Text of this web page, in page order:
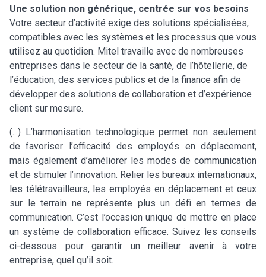
Une solution non générique, centrée sur vos besoins
Votre secteur d’activité exige des solutions spécialisées,
compatibles avec les systèmes et les processus que vous
utilisez au quotidien. Mitel travaille avec de nombreuses
entreprises dans le secteur de la santé, de l’hôtellerie, de
l’éducation, des services publics et de la finance afin de
développer des solutions de collaboration et d’expérience
client sur mesure.
(...) L’harmonisation technologique permet non seulement
de favoriser l’efficacité des employés en déplacement,
mais également d’améliorer les modes de communication
et de stimuler l’innovation. Relier les bureaux internationaux,
les télétravailleurs, les employés en déplacement et ceux
sur le terrain ne représente plus un défi en termes de
communication. C’est l’occasion unique de mettre en place
un système de collaboration efficace. Suivez les conseils
ci-dessous pour garantir un meilleur avenir à votre
entreprise, quel qu’il soit.